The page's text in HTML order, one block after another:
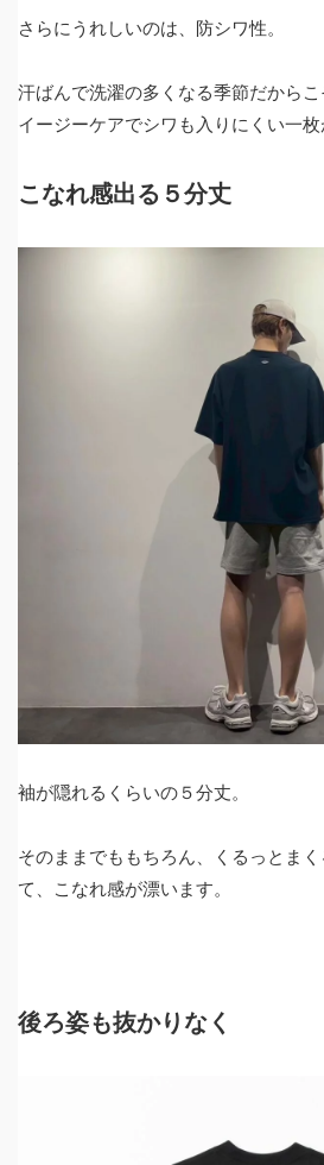
さらにうれしいのは、防シワ性。
汗ばんで洗濯の多くなる季節だから
イージーケアでシワも入りにくい一枚
こなれ感出る５分丈
袖が隠れるくらいの５分丈。
そのままでももちろん、くるっとま
て、こなれ感が漂います。
後ろ姿も抜かりなく